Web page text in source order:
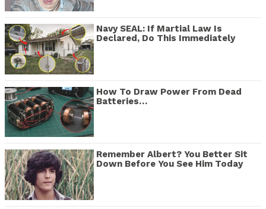
Navy SEAL: If Martial Law Is
Declared, Do This Immediately
How To Draw Power From Dead
Batteries…
Remember Albert? You Better Sit
Down Before You See Him Today